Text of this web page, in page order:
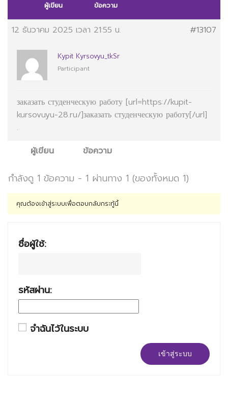
ผู้เขียน ข้อความ
12 ธันวาคม 2025 เวลา 21:55 น. #13107
Kypit Kyrsovyu_tkSr
Participant
заказать студенческую работу [url=https://kupit-
kursovuyu-28.ru/]заказать студенческую работу[/url]
.
ผู้เขียน
ข้อความ
กำลังดู 1 ข้อความ - 1 ผ่านทาง 1 (ของทั้งหมด 1)
คุณต้องเข้าสู่ระบบเพื่อตอบกลับกระทู้นี้
ชื่อผู้ใช้:
รหัสผ่าน:
จำฉันไว้ในระบบ
เข้าสู่ระบบ